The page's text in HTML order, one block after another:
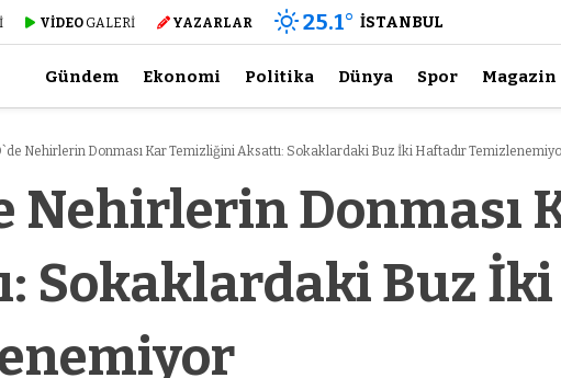
VİDEO GALERİ YAZARLAR 25.1° İSTANBUL
Gündem Ekonomi Politika Dünya Spor Magazin
Nehirlerin Donması Kar Temizliğini Aksattı: Sokaklardaki Buz İki Haftadır
Nehirlerin Donması
Sokaklardaki Buz